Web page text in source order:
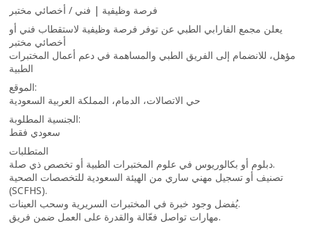
فرصة وظيفية | فني / أخصائي مختبر
يعلن مجمع الفارابي الطبي عن توفر فرصة وظيفية لاستقطاب فني أو
أخصائي مختبر
مؤهل، للانضمام إلى الفريق الطبي والمساهمة في دعم أعمال المختبرات
الطبية
الموقع:
حي الاتصالات، الدمام، المملكة العربية السعودية
الجنسية المطلوبة:
سعودي فقط
المتطلبات
دبلوم أو بكالوريوس في علوم المختبرات الطبية أو تخصص ذي صلة.
تصنيف أو تسجيل مهني ساري من الهيئة السعودية للتخصصات الصحية
(SCFHS).
يُفضل وجود خبرة في المختبرات السريرية وسحب العينات.
مهارات تواصل فعّالة والقدرة على العمل ضمن فريق.